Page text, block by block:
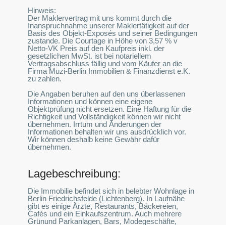
Hinweis:
Der Maklervertrag mit uns kommt durch die
Inanspruchnahme unserer Maklertätigkeit auf der
Basis des Objekt-Exposés und seiner Bedingungen
zustande. Die Courtage in Höhe von 3,57 % v
Netto-VK Preis auf den Kaufpreis inkl. der
gesetzlichen MwSt. ist bei notariellem
Vertragsabschluss fällig und vom Käufer an die
Firma Muzi-Berlin Immobilien & Finanzdienst e.K.
zu zahlen.
Die Angaben beruhen auf den uns überlassenen
Informationen und können eine eigene
Objektprüfung nicht ersetzen. Eine Haftung für die
Richtigkeit und Vollständigkeit können wir nicht
übernehmen. Irrtum und Änderungen der
Informationen behalten wir uns ausdrücklich vor.
Wir können deshalb keine Gewähr dafür
übernehmen.
Lagebeschreibung:
Die Immobilie befindet sich in belebter Wohnlage in
Berlin Friedrichsfelde (Lichtenberg). In Laufnähe
gibt es einige Ärzte, Restaurants, Bäckereien,
Cafés und ein Einkaufszentrum. Auch mehrere
Grünund Parkanlagen, Bars, Modegeschäfte,